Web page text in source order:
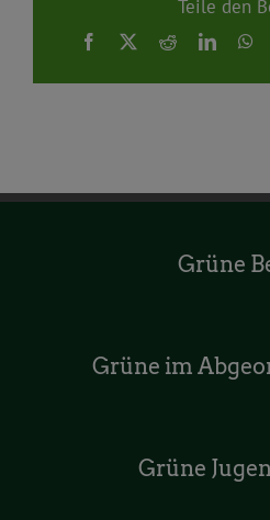
Teile den
Facebook
X RedditLinkedIn
Grüne
Grüne im
Grüne